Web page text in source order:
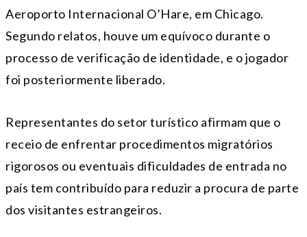
Aeroporto Internacional O’Hare, em Chicago.
Segundo relatos, houve um equívoco durante o
processo de verificação de identidade, e o jogador
foi posteriormente liberado.
Representantes do setor turístico afirmam que o
receio de enfrentar procedimentos migratórios
rigorosos ou eventuais dificuldades de entrada no
país tem contribuído para reduzir a procura de parte
dos visitantes estrangeiros.